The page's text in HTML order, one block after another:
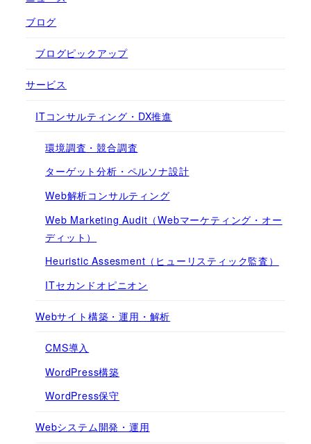
ブログ
ブログピックアップ
サービス
ITコンサルティング・DX推進
環境調査・競合調査
ターゲット分析・ペルソナ設計
Web解析コンサルティング
Web Marketing Audit（Webマーケティング・オー
ディット）
Heuristic Assesment（ヒューリスティック監査）
ITセカンドオピニオン
Webサイト構築・運用・解析
CMS導入
WordPress構築
WordPress保守
Webシステム開発・運用